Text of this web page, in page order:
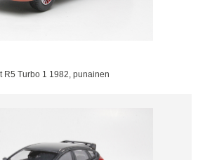
R5 Turbo 1 1982, punainen